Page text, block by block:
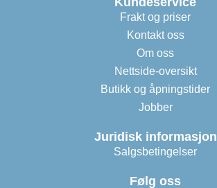
Frakt og priser
Kontakt oss
Om oss
Nettside-oversikt
Butikk og åpningstider
Jobber
Juridisk informasjon
Salgsbetingelser
Følg oss